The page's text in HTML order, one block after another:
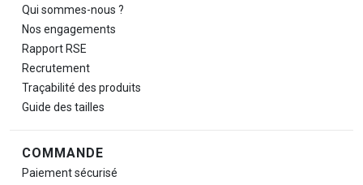
Qui sommes-nous ?
Nos engagements
Rapport RSE
Recrutement
Traçabilité des produits
Guide des tailles
COMMANDE
Paiement sécurisé